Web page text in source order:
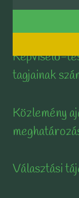
Képviselő-
tagjainak
Közlemény
Választási